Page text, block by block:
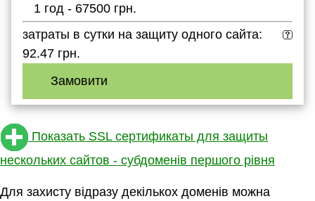
1 год - 67500 грн.
затраты в сутки на защиту одного сайта:
92.47 грн.
Замовити
Показать SSL сертификаты для защиты
нескольких сайтов - субдоменів першого рівня
Для захисту відразу декількох доменів можна